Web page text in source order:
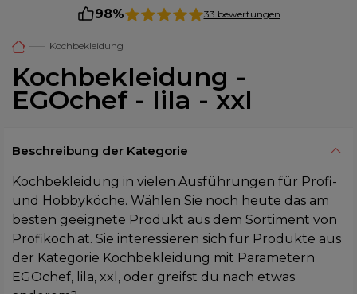
98% 33 bewertungen
Kochbekleidung
Kochbekleidung -
EGOchef - lila - xxl
Beschreibung der Kategorie
Kochbekleidung in vielen Ausführungen für Profi-
und Hobbyköche. Wählen Sie noch heute das am
besten geeignete Produkt aus dem Sortiment von
Profikoch.at. Sie interessieren sich für Produkte aus
der Kategorie Kochbekleidung mit Parametern
EGOchef, lila, xxl, oder greifst du nach etwas